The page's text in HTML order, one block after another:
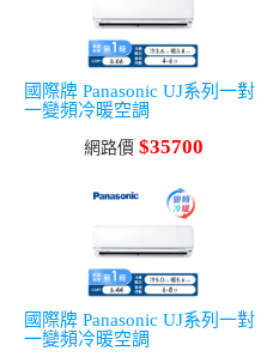
國際牌 Panasonic UJ系列一對
一變頻冷暖空調
網路價 $35700
國際牌 Panasonic UJ系列一對
一變頻冷暖空調